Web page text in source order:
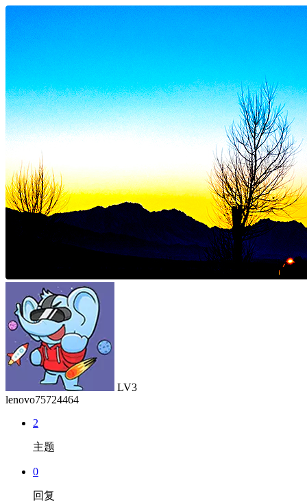
LV3
lenovo75724464
2
主题
0
回复